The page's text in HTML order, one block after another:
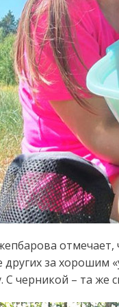
отмечает,
других за хорошим
черникой – та же